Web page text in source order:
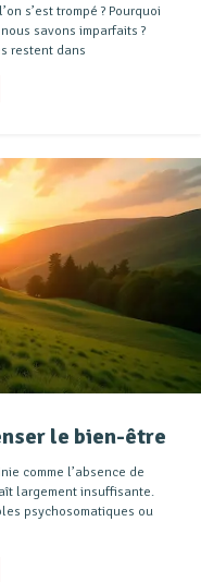
s’est trompé ? Pourquoi
savons imparfaits ?
restent dans
le bien-être
comme l’absence de
largement insuffisante.
psychosomatiques ou